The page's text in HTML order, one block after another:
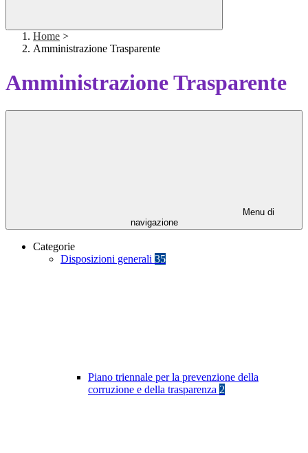
Home >
Amministrazione Trasparente
Amministrazione Trasparente
Menu di
navigazione
Categorie
Disposizioni generali 35
Piano triennale per la prevenzione della
corruzione e della trasparenza 2